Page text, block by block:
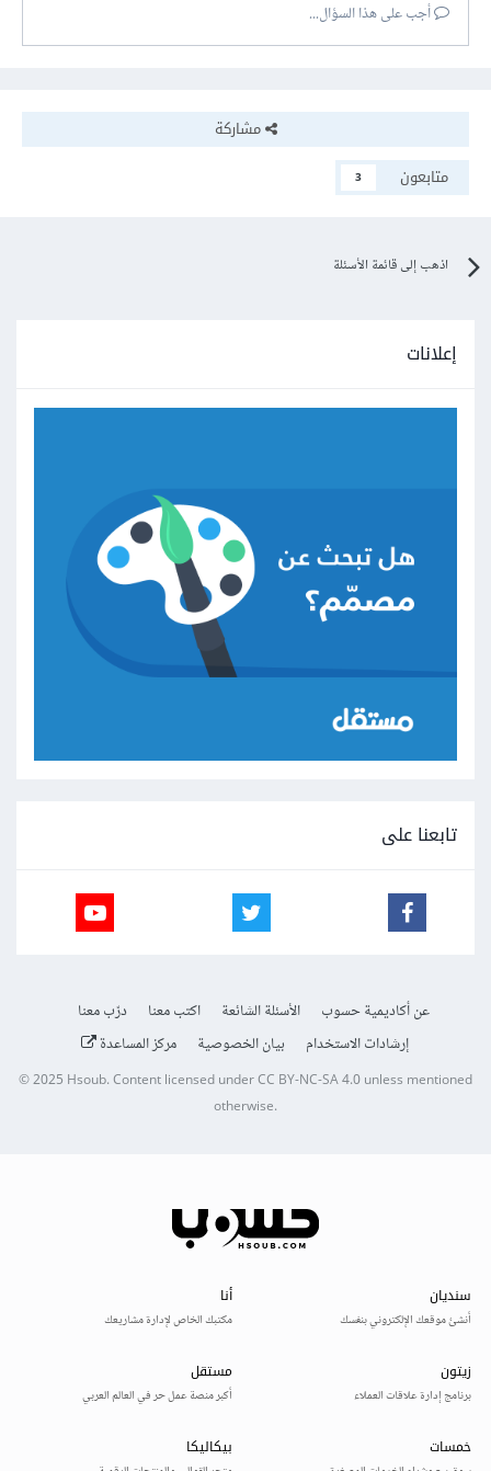
أجب على هذا السؤال...
مشاركة
متابعون
3
اذهب إلى قائمة الأسئلة
إعلانات
تابعنا على
عن أكاديمية حسوب الأسئلة الشائعة اكتب معنا
درّب معنا
إرشادات الاستخدام
بيان الخصوصية مركز المساعدة
© 2025Hsoub.Content licensed underCC BY-NC-SA 4.0unless mentioned
otherwise.